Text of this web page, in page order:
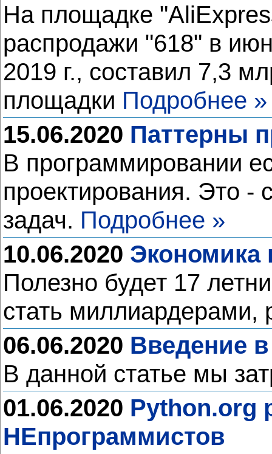
На площадке
распродажи "618" в
2019 г., составил 7,3
площадки Подробнее »
15.06.2020 Паттерны
В программировании
проектирования. Это
задач. Подробнее »
10.06.2020 Экономика
Полезно будет 17
стать миллиардерами,
06.06.2020 Введение
В данной статье мы
01.06.2020 Python.org
НЕпрограммистов